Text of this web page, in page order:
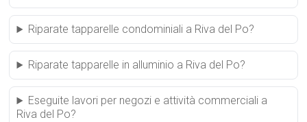
Riparate tapparelle condominiali a Riva del Po?
Riparate tapparelle in alluminio a Riva del Po?
Eseguite lavori per negozi e attività commerciali a
Riva del Po?